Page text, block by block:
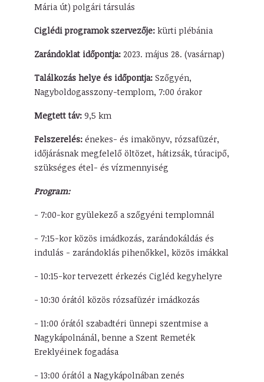
Mária út) polgári társulás
Ciglédi programok szervezője: kürti plébánia
Zarándoklat időpontja: 2023. május 28. (vasárnap)
Találkozás helye és időpontja:Szőgyén,
Nagyboldogasszony-templom, 7:00 órakor
Megtett táv: 9,5 km
Felszerelés: énekes- és imakönyv, rózsafüzér,
időjárásnak megfelelő öltözet, hátizsák, túracipő,
szükséges étel- és vízmennyiség
Program:
- 7:00-kor gyülekező a szőgyéni templomnál
- 7:15-kor közös imádkozás, zarándokáldás és
indulás - zarándoklás pihenőkkel, közös imákkal
- 10:15-kor tervezett érkezés Cigléd kegyhelyre
- 10:30 órától közös rózsafüzér imádkozás
- 11:00 órától szabadtéri ünnepi szentmise a
Nagykápolnánál, benne a Szent Remeték
Ereklyéinek fogadása
- 13:00 órától a Nagykápolnában zenés